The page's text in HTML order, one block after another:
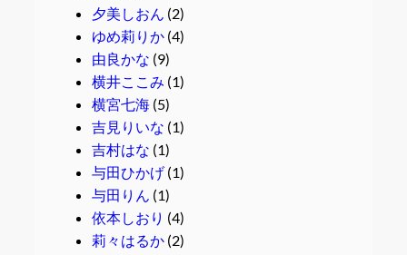
夕美しおん (2)
ゆめ莉りか(4)
由良かな (9)
横井ここみ (1)
横宮七海(5)
吉見りいな (1)
吉村はな (1)
与田ひかげ(1)
与田りん (1)
依本しおり (4)
莉々はるか(2)